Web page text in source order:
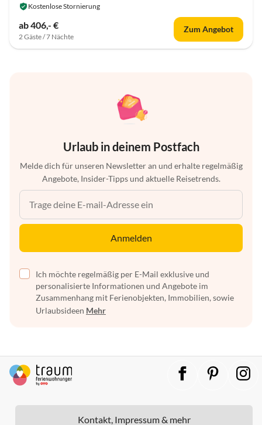
Kostenlose Stornierung
ab 406,- €
2 Gäste / 7 Nächte
Zum Angebot
Urlaub in deinem Postfach
Melde dich für unseren Newsletter an und erhalte regelmäßig
Angebote, Insider-Tipps und aktuelle Reisetrends.
Anmelden
Ich möchte regelmäßig per E-Mail exklusive und
personalisierte Informationen und Angebote im
Zusammenhang mit Ferienobjekten, Immobilien, sowie
Urlaubsideen Mehr
Kontakt, Impressum & mehr